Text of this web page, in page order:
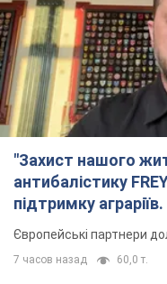
"Захист нашого
антибалістику
підтримку
Європейські партнери
7 часов назад 60,0 т.